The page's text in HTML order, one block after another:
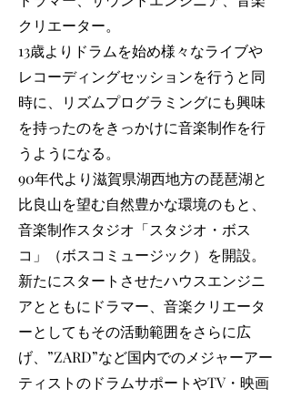
クリエーター。
13歳よりドラムを始め様々なライブや
レコーディングセッションを行うと同
時に、リズムプログラミングにも興味
を持ったのをきっかけに音楽制作を行
うようになる。
90年代より滋賀県湖西地方の琵琶湖と
比良山を望む自然豊かな環境のもと、
音楽制作スタジオ「スタジオ・ボス
コ」（ボスコミュージック）を開設。
新たにスタートさせたハウスエンジニ
アとともにドラマー、音楽クリエータ
ーとしてもその活動範囲をさらに広
げ、”ZARD”など国内でのメジャーアー
ティストのドラムサポートやTV・映画